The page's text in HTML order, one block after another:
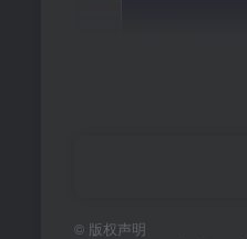
© 版权声明